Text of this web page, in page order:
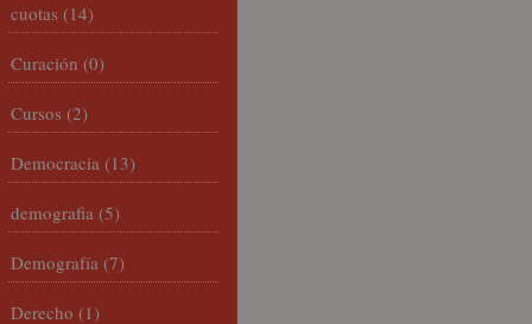
cuotas (14)
Curación (0)
Cursos (2)
Democracia (13)
demografia (5)
Demografía (7)
Derecho (1)